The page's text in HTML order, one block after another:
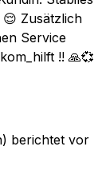
Zusätzlich
Service
!! 🙏💞
berichtet vor